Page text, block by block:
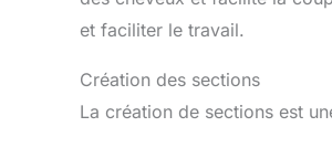
et faciliter le travail.
Création des sections
La création de sections est